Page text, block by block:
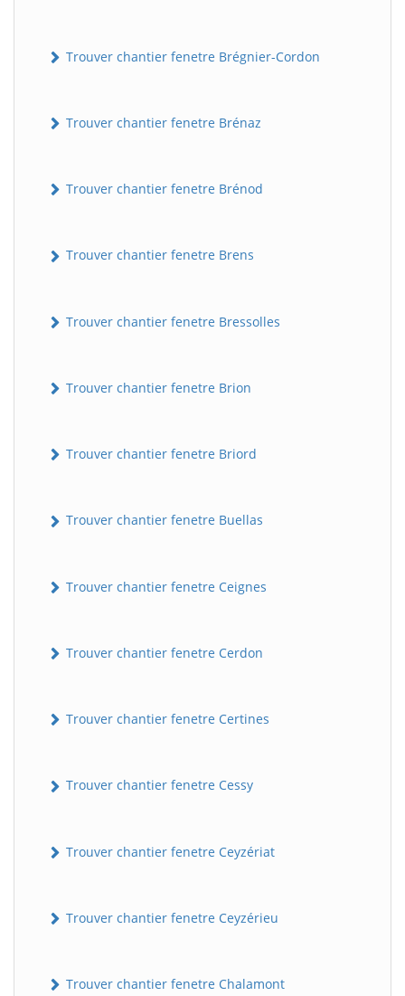
Trouver chantier fenetre Brégnier-Cordon
Trouver chantier fenetre Brénaz
Trouver chantier fenetre Brénod
Trouver chantier fenetre Brens
Trouver chantier fenetre Bressolles
Trouver chantier fenetre Brion
Trouver chantier fenetre Briord
Trouver chantier fenetre Buellas
Trouver chantier fenetre Ceignes
Trouver chantier fenetre Cerdon
Trouver chantier fenetre Certines
Trouver chantier fenetre Cessy
Trouver chantier fenetre Ceyzériat
Trouver chantier fenetre Ceyzérieu
Trouver chantier fenetre Chalamont